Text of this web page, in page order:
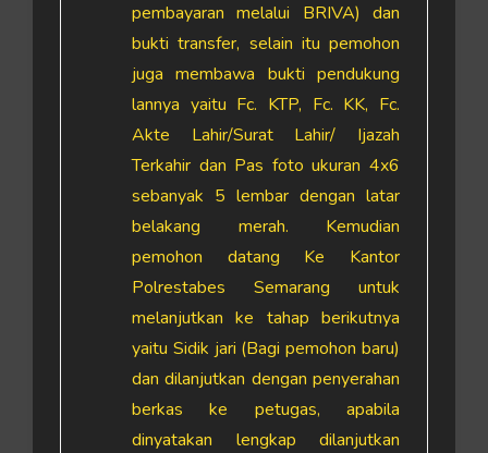
pembayaran melalui BRIVA) dan
bukti transfer, selain itu pemohon
juga membawa bukti pendukung
lannya yaitu Fc. KTP, Fc. KK, Fc.
Akte Lahir/Surat Lahir/ Ijazah
Terkahir dan Pas foto ukuran 4x6
sebanyak 5 lembar dengan latar
belakang merah. Kemudian
pemohon datang Ke Kantor
Polrestabes Semarang untuk
melanjutkan ke tahap berikutnya
yaitu Sidik jari (Bagi pemohon baru)
dan dilanjutkan dengan penyerahan
berkas ke petugas, apabila
dinyatakan lengkap dilanjutkan